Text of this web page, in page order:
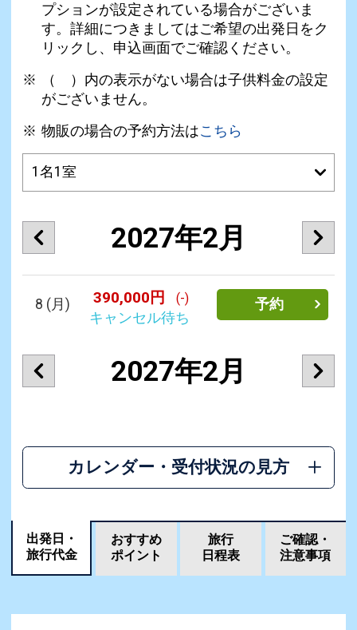
プションが設定されている場合がございま
す。詳細につきましてはご希望の出発日をク
リックし、申込画面でご確認ください。
（ ）内の表示がない場合は子供料金の設定
がございません。
物販の場合の予約方法はこちら
2027年2月
8 (月) 390,000円 (-)
キャンセル待ち
予約
2027年2月
カレンダー・受付状況の見方
出発日・
旅行代金
おすすめ
ポイント
旅行
日程表
ご確認・
注意事項